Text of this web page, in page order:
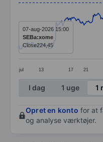
Line chart with 391
The chart has 1 X
The chart has 1 Y
jul 13 17 21
07-aug-2026 15:00
SEBa:xome
Close224,45
End of interactive
I dag 1 uge 1
Opret en konto for at
og analyse værktøjer.